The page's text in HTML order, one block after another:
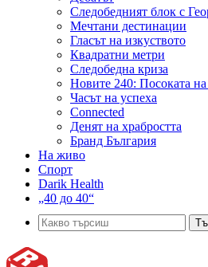
Следобедният блок с
Мечтани дестинации
Гласът на изкуството
Квадратни метри
Следобедна криза
Новите 240: Посоката
Часът на успеха
Connected
Денят на храбростта
Бранд България
На живо
Спорт
Darik Health
„40 до 40“